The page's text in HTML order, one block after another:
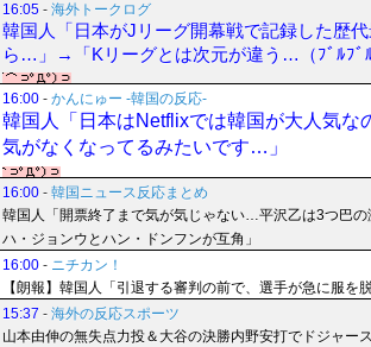
16:05 - 海外トークログ
韓国人「日本がJリーグ開幕戦で記録した歴
ら…」→「Kリーグとは次元が違う…（ﾌﾞﾙﾌﾞ
16:00 - かんにゅー -韓国の反応-
韓国人「日本はNetflixでは韓国が大人気な
気がなくなってるみたいです…」
16:00 - 韓国ニュース反応まとめ
韓国人「開票終了まで気が気じゃない…平沢乙は3つ巴の
ハ・ジョンウとハン・ドンフンが互角」
16:00 - ニチカン！
【朗報】韓国人「引退する審判の前で、選手が急に服を
15:37 - 海外の反応スポーツ
山本由伸の無失点力投＆大谷の決勝内野安打でドジャー